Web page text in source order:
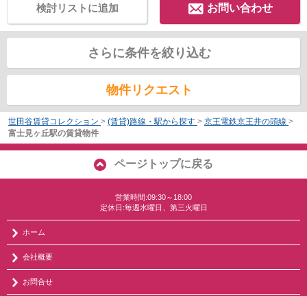
お問い合わせ
検討リストに追加
さらに条件を絞り込む
物件リクエスト
世田谷賃貸コレクション > (賃貸)路線・駅から探す > 京王電鉄京王井の頭線 >
富士見ヶ丘駅の賃貸物件
ページトップに戻る
営業時間:09:30～18:00
定休日:毎週水曜日、第三火曜日
ホーム
会社概要
お問合せ